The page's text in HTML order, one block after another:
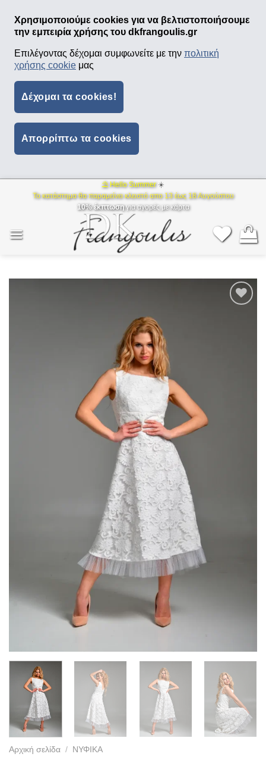
Χρησιμοποιούμε cookies για να βελτιστοποιήσουμε
την εμπειρία χρήσης του dkfrangoulis.gr
Επιλέγοντας δέχομαι συμφωνείτε με την πολιτική
χρήσης cookie μας
Δέχομαι τα cookies!
Απορρίπτω τα cookies
⛱ Hello Summer ☀️
Το κατάστημα θα παραμείνει κλειστό απο 13 έως 18 Αυγούστου
10% έκπτωσηγια αγορές με κάρτα
Αρχική σελίδα / ΝΥΦΙΚΑ